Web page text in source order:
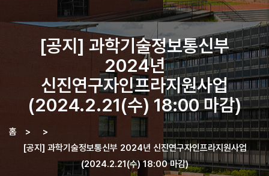
[공지] 과학기술정보통신부
2024년
신진연구자인프라지원사업
(2024.2.21(수) 18:00 마감)
이동
홈 >
>
[공지] 과학기술정보통신부 2024년 신진연구자인프라지원사업
(2024.2.21(수) 18:00 마감)